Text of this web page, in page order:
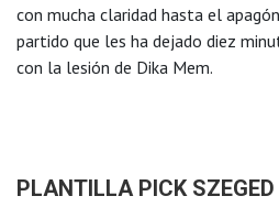
con mucha claridad hasta el
partido que les ha dejado diez
con la lesión de Dika Mem.
PLANTILLA PICK